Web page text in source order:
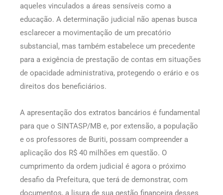
aqueles vinculados a áreas sensíveis como a
educação. A determinação judicial não apenas busca
esclarecer a movimentação de um precatório
substancial, mas também estabelece um precedente
para a exigência de prestação de contas em situações
de opacidade administrativa, protegendo o erário e os
direitos dos beneficiários.
A apresentação dos extratos bancários é fundamental
para que o SINTASP/MB e, por extensão, a população
e os professores de Buriti, possam compreender a
aplicação dos R$ 40 milhões em questão. O
cumprimento da ordem judicial é agora o próximo
desafio da Prefeitura, que terá de demonstrar, com
documentos, a lisura de sua gestão financeira desses